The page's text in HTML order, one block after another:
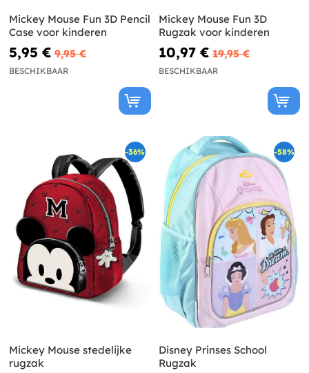
Mickey Mouse Fun 3D Pencil
Case voor kinderen
5,95 € 9,95 €
BESCHIKBAAR
Mickey Mouse Fun 3D
Rugzak voor kinderen
10,97 € 19,95 €
BESCHIKBAAR
-36%
Mickey Mouse stedelijke
rugzak
-58%
Disney Prinses School
Rugzak